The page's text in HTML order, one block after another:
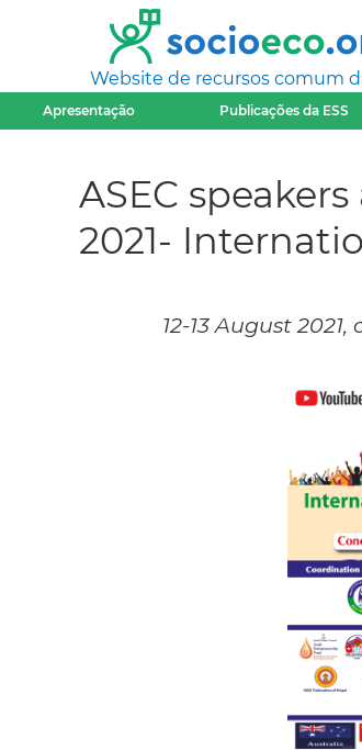
Website de recursos comum
Apresentação Publicações da ESS
ASEC
2021-
12-13 August